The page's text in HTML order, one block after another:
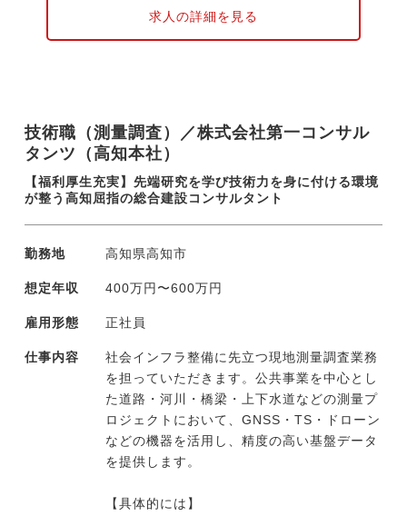
ベンダーや行政との連携
求人の詳細を見る
技術職（測量調査）／株式会社第一コンサル
タンツ（高知本社）
【福利厚生充実】先端研究を学び技術力を身に付ける環境
が整う高知屈指の総合建設コンサルタント
勤務地 高知県高知市
想定年収 400万円〜600万円
雇用形態 正社員
仕事内容
社会インフラ整備に先立つ現地測量調査業務
を担っていただきます。公共事業を中心とし
た道路・河川・橋梁・上下水道などの測量プ
ロジェクトにおいて、GNSS・TS・ドローン
などの機器を活用し、精度の高い基盤データ
を提供します。
【具体的には】